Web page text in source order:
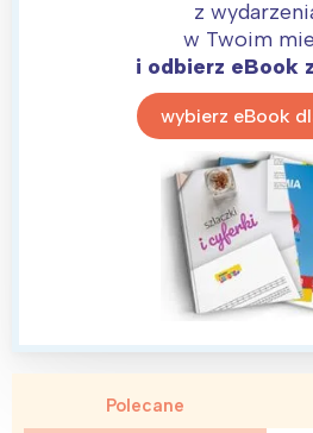
z
w Twoim
i odbierz eBook
wybierz eBook
Polecane
Interesują mnie
tego